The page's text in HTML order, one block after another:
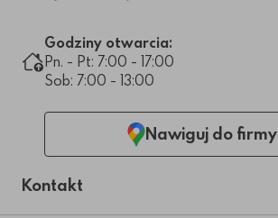
Godziny otwarcia:
Pn. - Pt: 7:00 - 17:00
Sob: 7:00 - 13:00
Nawiguj do firmy
Kontakt